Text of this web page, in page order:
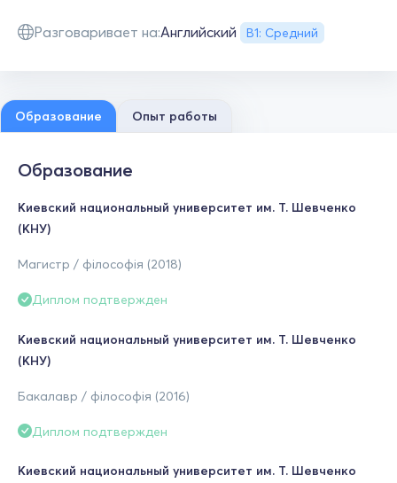
Разговаривает на:Английский В1: Средний
Образование Опыт работы
Образование
Киевский национальный университет им. Т. Шевченко
(КНУ)
Магистр / філософія (2018)
Диплом подтвержден
Киевский национальный университет им. Т. Шевченко
(КНУ)
Бакалавр / філософія (2016)
Диплом подтвержден
Киевский национальный университет им. Т. Шевченко